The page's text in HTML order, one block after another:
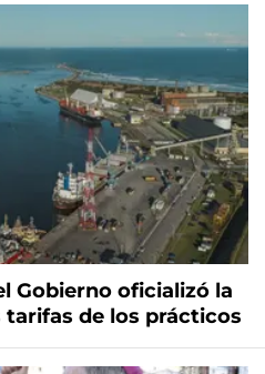
Gobierno oficializó la
tarifas de los prácticos